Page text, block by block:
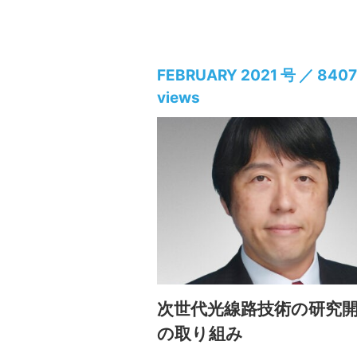
FEBRUARY 2021 号 ／ 8407
views
次世代光線路技術の研究
の取り組み